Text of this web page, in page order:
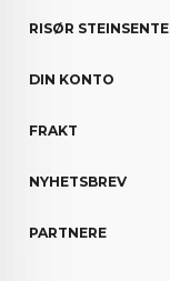
RISØR
DIN KONTO
FRAKT
NYHETSBREV
PARTNERE